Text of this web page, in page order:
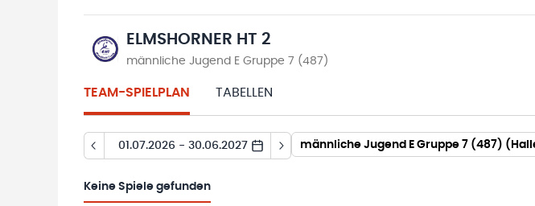
ELMSHORNER HT 2
männliche Jugend E Gruppe 7 (487)
TEAM-SPIELPLAN TABELLEN
01.07.2026 - 30.06.2027 männliche Jugend E Gruppe 7 (487)
Keine Spiele gefunden